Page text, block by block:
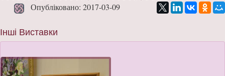
Опубліковано: 2017-03-09
Інші Виставки